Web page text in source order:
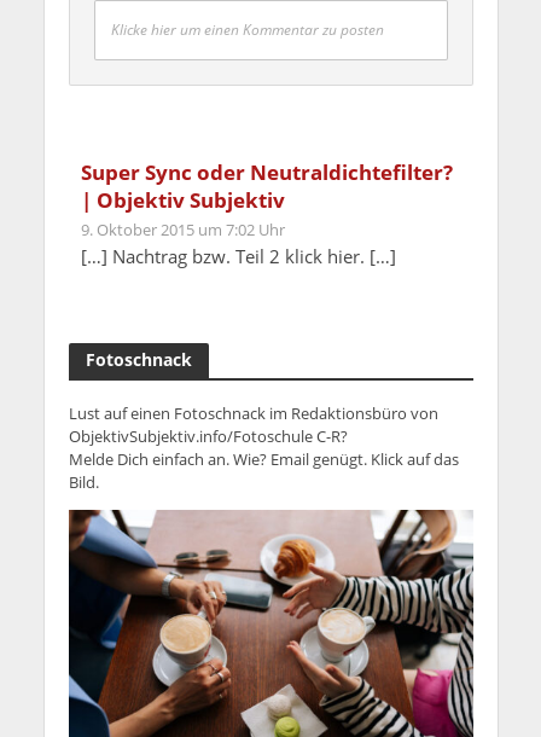
Klicke hier um einen Kommentar zu posten
Super Sync oder Neutraldichtefilter?
| Objektiv Subjektiv
9. Oktober 2015 um 7:02 Uhr
[…] Nachtrag bzw. Teil 2 klick hier. […]
Fotoschnack
Lust auf einen Fotoschnack im Redaktionsbüro von
ObjektivSubjektiv.info/Fotoschule C-R?
Melde Dich einfach an. Wie? Email genügt. Klick auf das
Bild.